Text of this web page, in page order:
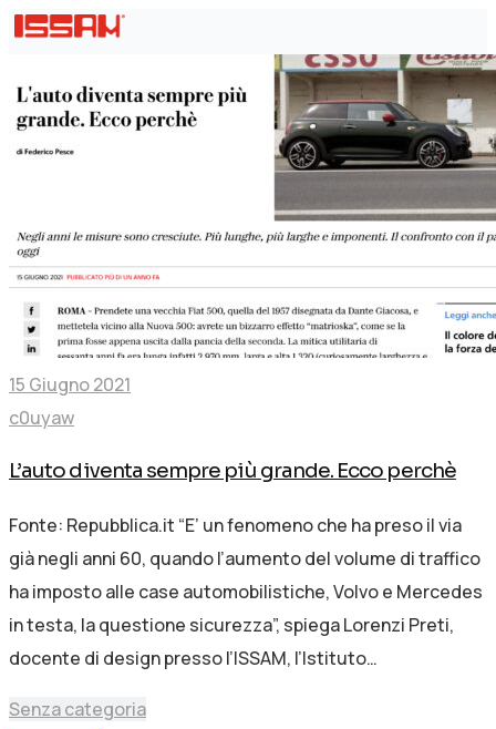
15 Giugno 2021
c0uyaw
L’auto diventa sempre più grande. Ecco perchè
Fonte: Repubblica.it “E’ un fenomeno che ha preso il via
già negli anni 60, quando l’aumento del volume di traffico
ha imposto alle case automobilistiche, Volvo e Mercedes
in testa, la questione sicurezza”, spiega Lorenzi Preti,
docente di design presso l’ISSAM, l’Istituto…
Senza categoria